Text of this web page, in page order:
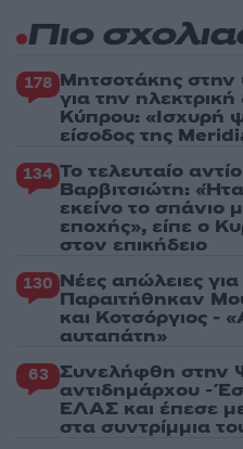
Πιο
178 Μητσοτάκης
για την
Κύπρου: «Ισχυρή
είσοδος της
134 Το τελευταίο
Βαρβιτσιώτη:
εκείνο το σπάνιο
εποχής», είπε ο
στον επικήδειο
130 Νέες απώλειες
Παραιτήθηκαν
και Κοτσόργιος -
αυταπάτη»
63 Συνελήφθη στην
αντιδημάρχου -
ΕΛΑΣ και έπεσε
στα συντρίμμια